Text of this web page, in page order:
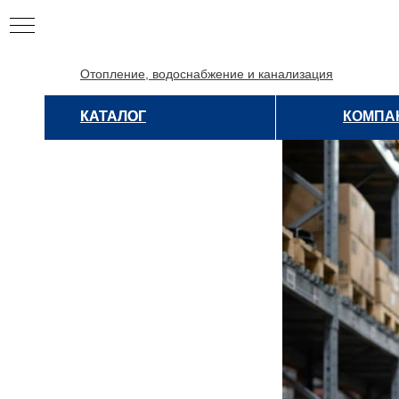
КАТАЛОГ
КАТАЛОГ
Отопление, водоснабжение и канализация